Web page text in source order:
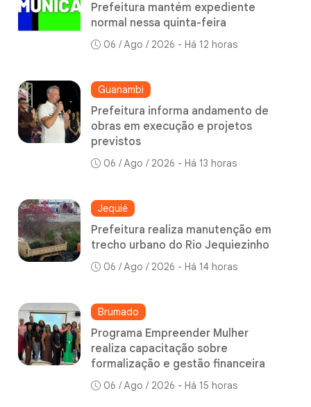
Prefeitura mantém expediente
normal nessa quinta-feira
06 / Ago / 2026 - Há 12 horas
Guanambi
Prefeitura informa andamento de
obras em execução e projetos
previstos
06 / Ago / 2026 - Há 13 horas
Jequié
Prefeitura realiza manutenção em
trecho urbano do Rio Jequiezinho
06 / Ago / 2026 - Há 14 horas
Brumado
Programa Empreender Mulher
realiza capacitação sobre
formalização e gestão financeira
06 / Ago / 2026 - Há 15 horas